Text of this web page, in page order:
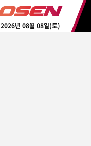
2026년 08월 08일(토)